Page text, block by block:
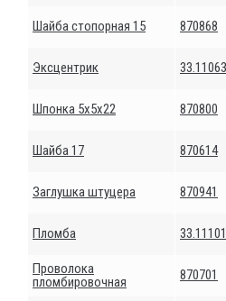
Шайба стопорная 15 870868
Эксцентрик
Шпонка 5х5х22 870800
Шайба 17 870614
Заглушка штуцера 870941
Пломба
Проволока
пломбировочная
870701